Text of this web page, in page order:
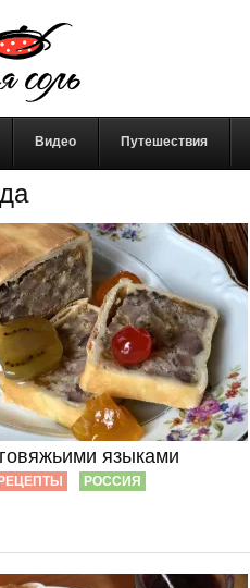
Видео Путешествия
языками
РЕЦЕПТЫ РОССИЯ